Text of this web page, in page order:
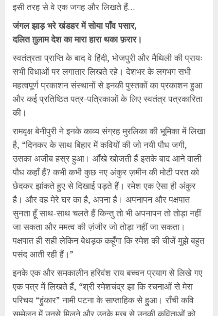
इसी तरह से वे एक जगह और लिखते हैं…
जंगल झाड़ भरे खंडहर में सोया पाँव पसार,
दलित ग़ुलाम देश का मारा हारा थका फ़रार।
स्वतंत्रता प्राप्ति के बाद वे हिंदी, भोजपुरी और मैथिली की प्रायः
सभी विधाओं पर लगातार लिखते रहे। देशभर के लगभग सभी
महत्वपूर्ण प्रकाशन संस्थानों से इनकी पुस्तकों का प्रकाशन हुआ
और कई प्रतिष्ठित पत्र-पत्रिकाओं के लिए स्वतंत्र पत्रकारिता
की।
रामवृक्ष बेनीपुरी ने इनके काव्य संग्रह मुरलिका की भूमिका में लिखा
है, “दिनकर के साथ बिहार में कवियों की जो नयी पौध जगी,
उसका अजीब हस्र हुआ। आँखे खोजती हैं इसके बाद आने वाली
पौध कहाँ हैं? कभी कभी कुछ नए अंकुर ज़मीन की मोटी परत को
छेदकर झांकते हुए से दिखाई पड़ते हैं। रमेश एक ऐसा ही अंकुर
है। और वह मेरे घर का है, अपना है। अपनापन और पक्षपात
सुनता हूँ साथ-साथ चलते हैं किन्तु तो भी अपनापन तो तोड़ा नहीं
जा सकता और ममत्व की ज़ंजीर जो तोड़ा नहीं जा सकता।
पक्षपात ही सही लेकिन बेधड़क कहूँगा कि रमेश की चीजें मुझे बहुत
पसंद आती रही हैं।”
इनके एक और समकालीन हरिवंश राय बच्चन प्रयाग से लिखे गए
एक पत्र में लिखते हैं, “श्री रमेशचंद्र झा कि रचनाओं से मेरा
परिचय “हुंकार” नामी पटना के साप्ताहिक से हुआ। राँची कवि
सम्मेलन में उनसे मिलने और उनके मुख से उनकी कविताओं को